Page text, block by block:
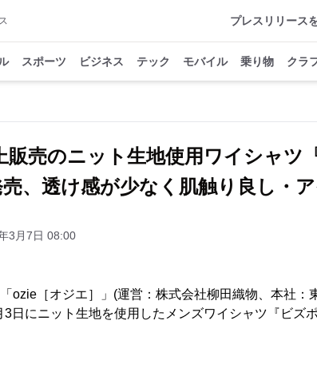
プレスリリース
スポーツ ビジネス テック モバイル 乗り物 クラ
販売のニット生地使用ワイシャツ
、透け感が少なく肌触り良し・
3月7日 08:00
ozie［オジエ］」(運営：株式会社柳田織物、本社：
日にニット生地を使用したメンズワイシャツ『ビズ